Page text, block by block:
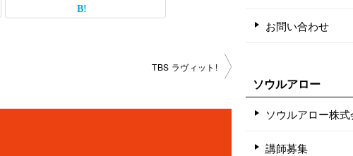
TBS ラヴィット!
お問い合わせ
ソウルアロー
ソウルアロー株式
講師募集